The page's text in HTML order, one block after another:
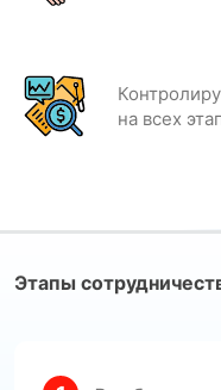
на всех
Этапы